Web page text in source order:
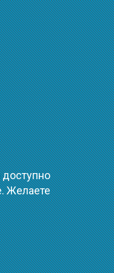
загрузке
OpenStreetMap| ©OpenMapTiles
Желаете